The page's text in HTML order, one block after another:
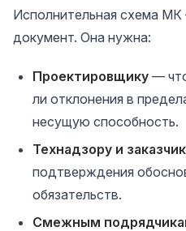
Исполнительная схема
документ. Она нужна:
Проектировщику —
ли отклонения в
несущую способность.
Технадзору и
подтверждения
обязательств.
Смежным